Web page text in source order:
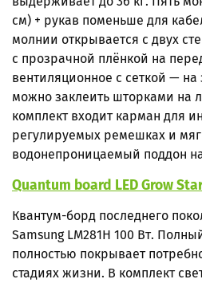
см) + рукав поменьше для
молнии открывается с двух
с прозрачной плёнкой на
вентиляционное с сеткой —
можно заклеить шторками на
комплект входит карман для
регулируемых ремешках и
водонепроницаемый поддон
Quantum board LED Grow
Квантум-борд последнего
Samsung LM281H 100 Вт.
полностью покрывает
стадиях жизни. В комплект